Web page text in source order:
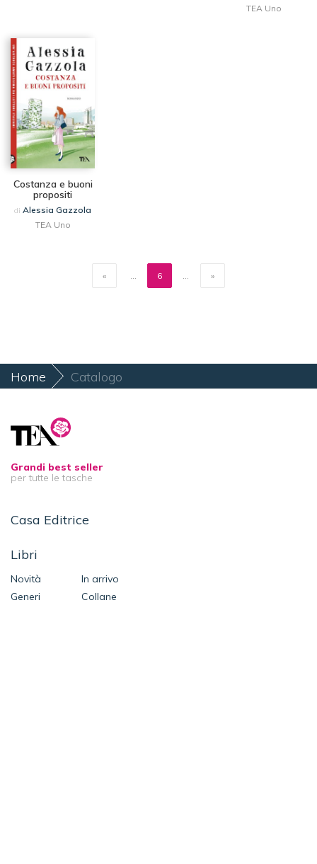
TEA Uno
Costanza e buoni
propositi
diAlessia Gazzola
TEA Uno
« »
... 6 ...
Home Catalogo
Grandi best seller
per tutte le tasche
Casa Editrice
Libri
Novità
In arrivo
Generi
Collane